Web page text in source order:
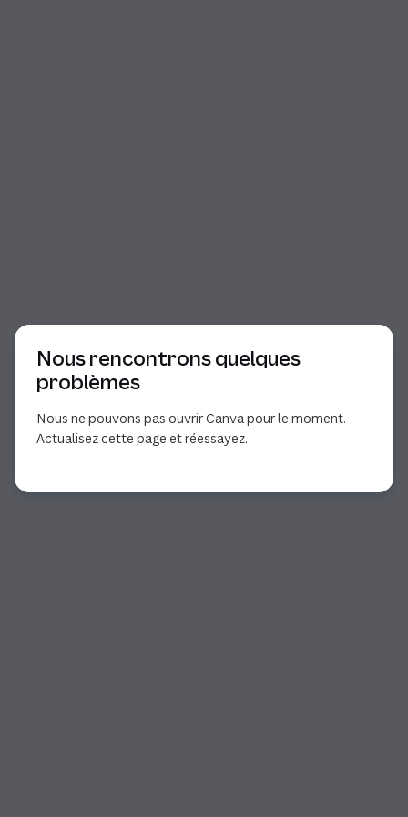
Nous rencontrons quelques
problèmes
Nous ne pouvons pas ouvrir Canva pour le moment.
Actualisez cette page et réessayez.